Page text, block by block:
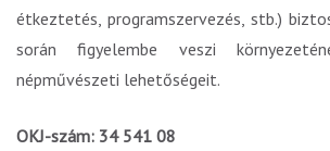
étkeztetés, programszervezés, stb.)
során figyelembe veszi
népművészeti lehetőségeit.
OKJ-szám: 34 541 08